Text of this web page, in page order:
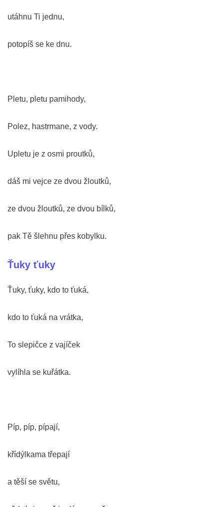
utáhnu Ti jednu,
potopíš se ke dnu.
Pletu, pletu pamihody,
Polez, hastrmane, z vody.
Upletu je z osmi proutků,
dáš mi vejce ze dvou žloutků,
ze dvou žloutků, ze dvou bílků,
pak Tě šlehnu přes kobylku.
Ťuky ťuky
Ťuky, ťuky, kdo to ťuká,
kdo to ťuká na vrátka,
To slepičce z vajíček
vylíhla se kuřátka.
Píp, píp, pípají,
křídýlkama třepají
a těší se světu,